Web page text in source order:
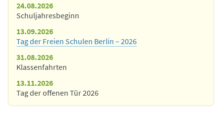
24.08.2026
Schuljahresbeginn
13.09.2026
Tag der Freien Schulen Berlin – 2026
31.08.2026
Klassenfahrten
13.11.2026
Tag der offenen Tür 2026